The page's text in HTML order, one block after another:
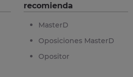
recomienda
MasterD
Oposiciones MasterD
Opositor